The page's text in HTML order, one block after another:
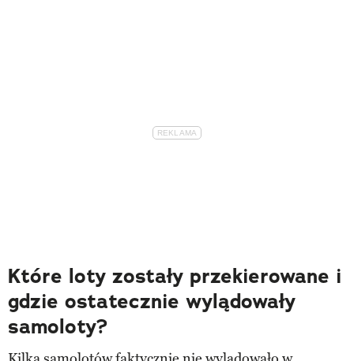
Które loty zostały przekierowane i
gdzie ostatecznie wylądowały
samoloty?